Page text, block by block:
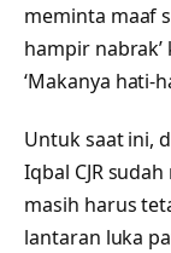
meminta maaf
hampir
‘Makanya hati-
Untuk saat ini,
Iqbal CJR
masih harus
lantaran luka